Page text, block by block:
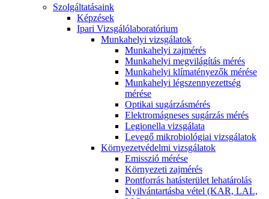
Szolgáltatásaink
Képzések
Ipari Vizsgálólaboratórium
Munkahelyi vizsgálatok
Munkahelyi zajmérés
Munkahelyi megvilágítás mérés
Munkahelyi klímatényezők mérése
Munkahelyi légszennyezettség
mérése
Optikai sugárzásmérés
Elektromágneses sugárzás mérés
Legionella vizsgálata
Levegő mikrobiológiai vizsgálatok
Környezetvédelmi vizsgálatok
Emisszió mérése
Környezeti zajmérés
Pontforrás hatásterület lehatárolás
Nyilvántartásba vétel (KAR, LAL,